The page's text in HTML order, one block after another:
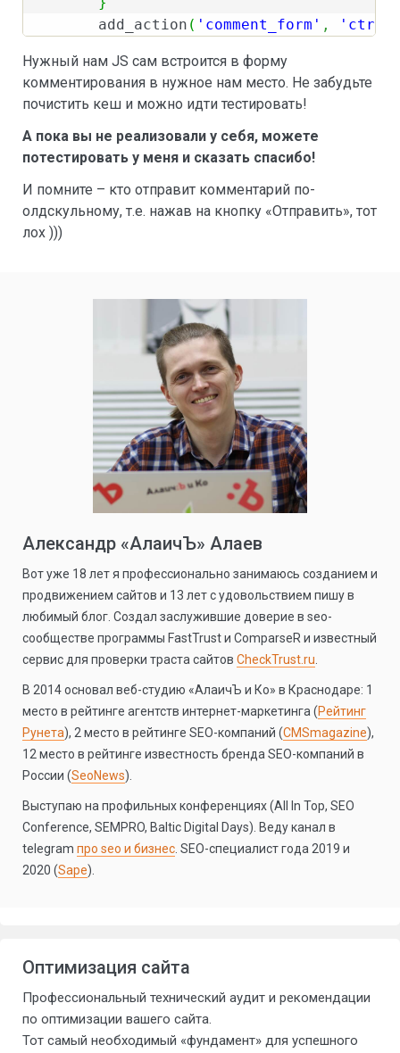
	add_action
( 'comment_form' ,
Нужный нам JS сам встроится в форму
комментирования в нужное нам место. Не забудьте
почистить кеш и можно идти тестировать!
А пока вы не реализовали у себя, можете
потестировать у меня и сказать спасибо!
И помните – кто отправит комментарий по-
олдскульному, т.е. нажав на кнопку «Отправить», тот
лох )))
Александр «АлаичЪ» Алаев
Вот уже 18 лет я профессионально занимаюсь созданием и
продвижением сайтов и 13 лет с удовольствием пишу в
любимый блог. Создал заслужившие доверие в seo-
сообществе программы FastTrust и ComparseR и известный
сервис для проверки траста сайтов CheckTrust.ru
В 2014 основал веб-студию «АлаичЪ и Ко» в Краснодаре: 1
место в рейтинге агентств интернет-маркетинга (Рейтинг
Рунета), 2 место в рейтинге SEO-компаний (CMSmagazine),
12 место в рейтинге известность бренда SEO-компаний в
России (SeoNews).
Выступаю на профильных конференциях (All In Top, SEO
Conference, SEMPRO, Baltic Digital Days). Веду канал в
telegram про seo и бизнес . SEO-специалист года 2019 и
2020 (Sape).
Оптимизация сайта
Профессиональный технический аудит и рекомендации
по оптимизации вашего сайта.
Тот самый необходимый «фундамент» для успешного